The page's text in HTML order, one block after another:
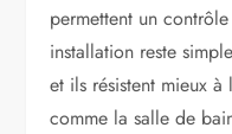
permettent un
installation reste
et ils résistent mieux à
comme la salle de